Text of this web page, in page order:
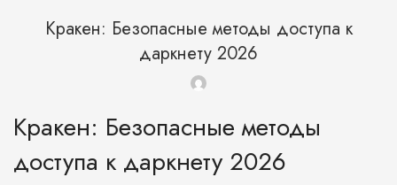
Кракен: Безопасные методы доступа к
даркнету 2026
Кракен: Безопасные методы
доступа к даркнету 2026